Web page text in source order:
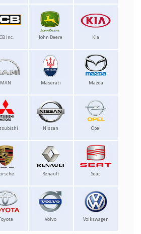
Inc. John Deere Kia
MAN Maserati Mazda
Nissan Opel
Renault Seat
Volvo Volkswagen